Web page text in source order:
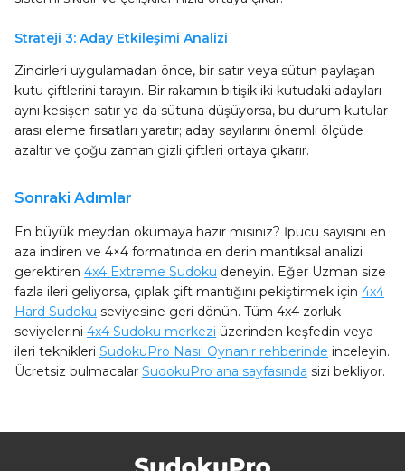
Strateji 3: Aday Etkileşimi Analizi
Zincirleri uygulamadan önce, bir satır veya sütun paylaşan
kutu çiftlerini tarayın. Bir rakamın bitişik iki kutudaki adayları
aynı kesişen satır ya da sütuna düşüyorsa, bu durum kutular
arası eleme fırsatları yaratır; aday sayılarını önemli ölçüde
azaltır ve çoğu zaman gizli çiftleri ortaya çıkarır.
Sonraki Adımlar
En büyük meydan okumaya hazır mısınız? İpucu sayısını en
aza indiren ve 4×4 formatında en derin mantıksal analizi
gerektiren 4x4 Extreme Sudoku deneyin. Eğer Uzman size
fazla ileri geliyorsa, çıplak çift mantığını pekiştirmek için 4x4
Hard Sudoku seviyesine geri dönün. Tüm 4x4 zorluk
seviyelerini 4x4 Sudoku merkezi üzerinden keşfedin veya
ileri teknikleri SudokuPro Nasıl Oynanır rehberinde inceleyin.
Ücretsiz bulmacalar SudokuPro ana sayfasında sizi bekliyor.